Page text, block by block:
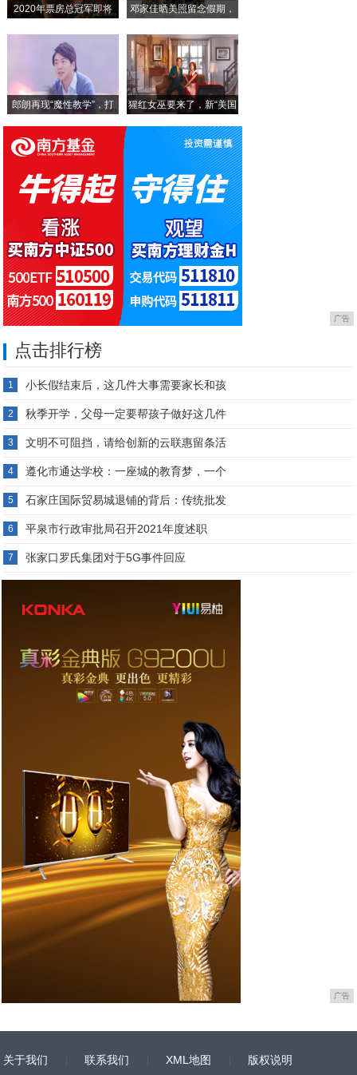
"减配"后的途锐还值得买吗？2.0T还能
2020年票房总冠军即将
邓家佳晒美照留念假期，
郎朗再现“魔性教学”，打 猩红女巫要来了，新“美国
广告
点击排行榜
1 小长假结束后，这几件大事需要家长和孩
2 秋季开学，父母一定要帮孩子做好这几件
3 文明不可阻挡，请给创新的云联惠留条活
4 遵化市通达学校：一座城的教育梦，一个
5 石家庄国际贸易城退铺的背后：传统批发
6 平泉市行政审批局召开2021年度述职
7 张家口罗氏集团对于5G事件回应
广告
关于我们 联系我们 XML地图 版权说明